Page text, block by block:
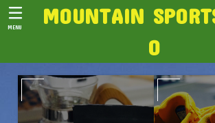
MOUNTAIN
O
MENU